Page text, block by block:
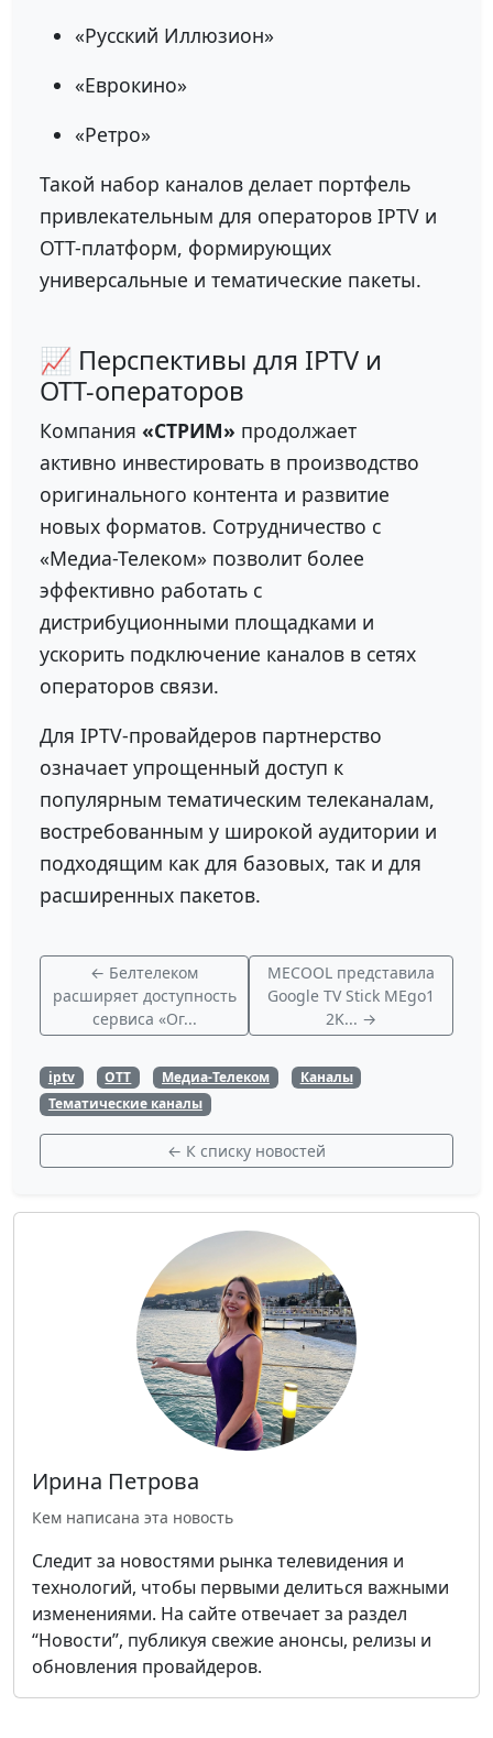
«Русский Иллюзион»
«Еврокино»
«Ретро»
Такой набор каналов делает портфель
привлекательным для операторов IPTV и
OTT-платформ, формирующих
универсальные и тематические пакеты.
📈 Перспективы для IPTV и
OTT-операторов
Компания «СТРИМ» продолжает
активно инвестировать в производство
оригинального контента и развитие
новых форматов. Сотрудничество с
«Медиа-Телеком» позволит более
эффективно работать с
дистрибуционными площадками и
ускорить подключение каналов в сетях
операторов связи.
Для IPTV-провайдеров партнерство
означает упрощенный доступ к
популярным тематическим телеканалам,
востребованным у широкой аудитории и
подходящим как для базовых, так и для
расширенных пакетов.
← Белтелеком
расширяет доступность
сервиса «Ог...
MECOOL представила
Google TV Stick MEgo1
2K... →
iptv OTT Медиа-Телеком
Каналы
Тематические каналы
← К списку новостей
Ирина Петрова
Кем написана эта новость
Следит за новостями рынка телевидения и
технологий, чтобы первыми делиться важными
изменениями. На сайте отвечает за раздел
“Новости”, публикуя свежие анонсы, релизы и
обновления провайдеров.